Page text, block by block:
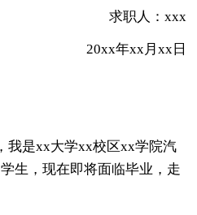
求职人：xxx
20xx年xx月xx日
我是xx大学xx校区xx学院汽
生，现在即将面临毕业，走